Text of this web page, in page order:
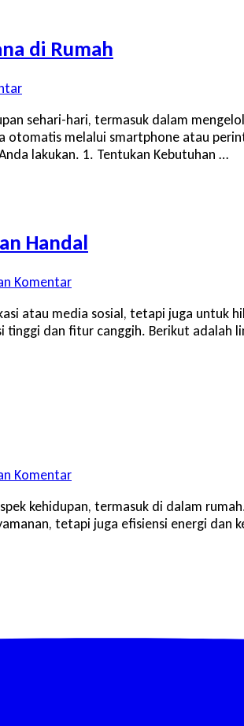
Jadi
di Rumah
pada
Membangun
Sistem
Smart
sehari-hari, termasuk dalam
melalui smartphone atau
lakukan. 1. Tentukan Kebutuhan …
Handal
Komentarpada
Rekomendasi
Smartphone
atau media sosial, tetapi juga untuk
dan fitur canggih. Berikut
Komentarpada
Itu
Smart
kehidupan, termasuk di dalam
tetapi juga efisiensi energi dan